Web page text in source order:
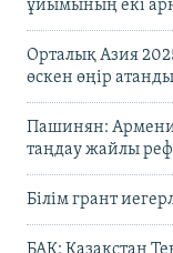
ұйымының екі
Орталық Азия
өскен өңір атанды
Пашинян:
таңдау жайлы
Білім грант